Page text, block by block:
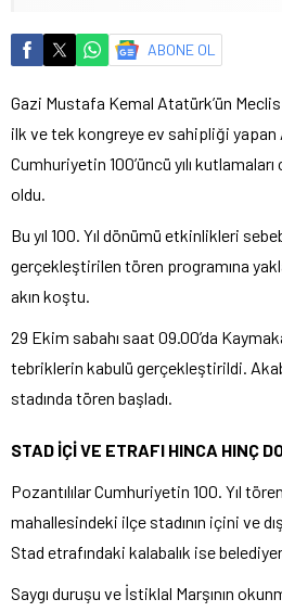
ABONE OL
Gazi Mustafa Kemal Atatürk’ün Meclis
ilk ve tek kongreye ev sahipliği yapan
Cumhuriyetin 100’üncü yılı
oldu.
Bu yıl 100. Yıl dönümü etkinlikleri
gerçekleştirilen tören programına
akın koştu.
29 Ekim sabahı saat 09.00’da
tebriklerin kabulü gerçekleştirildi.
stadında tören başladı.
STAD İÇİ VE ETRAFI HINCA HINÇ
Pozantılılar Cumhuriyetin 100. Yıl
mahallesindeki ilçe stadının içini ve
Stad etrafındaki kalabalık ise
Saygı duruşu ve İstiklal Marşının